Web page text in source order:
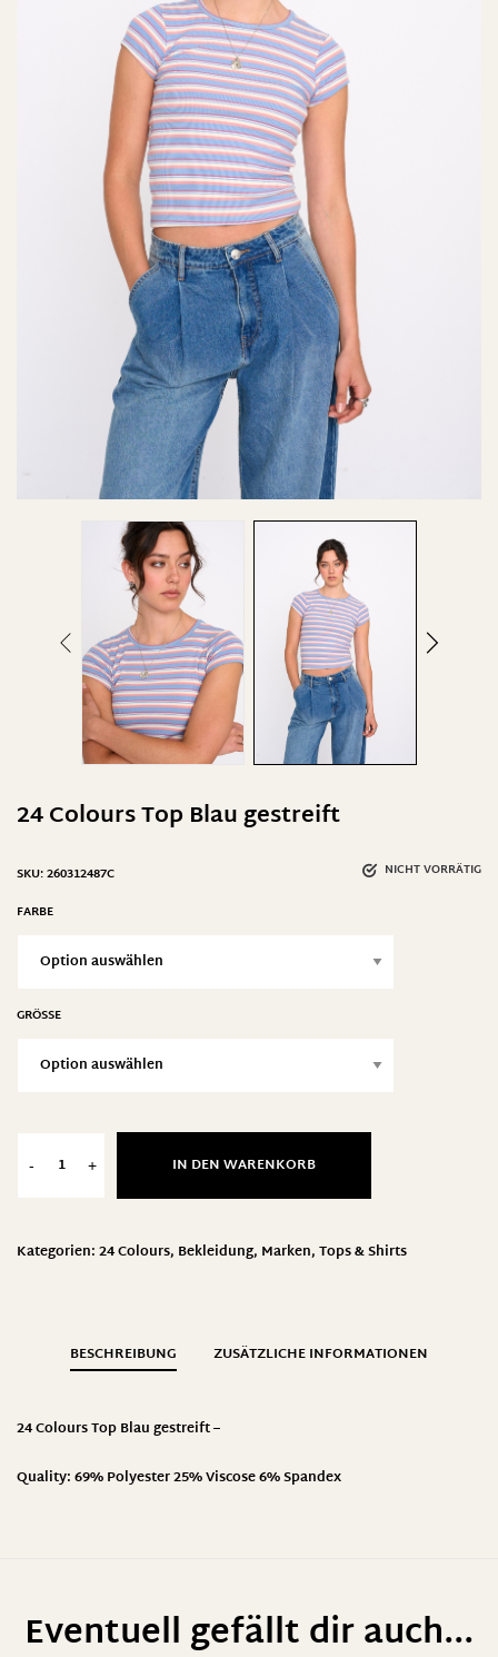
24 Colours Top Blau gestreift
NICHT VORRÄTIG
SKU:260312487C
FARBE
GRÖSSE
- + IN DEN WARENKORB
Kategorien:24 Colours, Bekleidung, Marken,Tops & Shirts
BESCHREIBUNG ZUSÄTZLICHE INFORMATIONEN
24 Colours Top Blau gestreift –
Quality: 69% Polyester 25% Viscose 6% Spandex
Eventuell gefällt dir auch...